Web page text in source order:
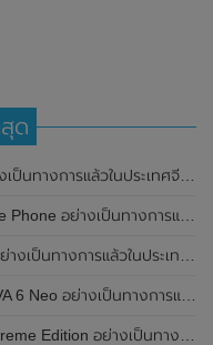
ด
ะแบตเตอรี่สุดอึดขนาดใหญ่ 6,500mAh พร้อมรองรับการชาร์จไว 80W
นทางการแล้ว มาพร้อมธีมสีชมพูสดใส
ทางการแล้วในประเทศอินเดีย
ารแล้วในประเทศไทย ในราคา 8,499 บาท
อย่างเป็นทางการแล้วในประเทศจีน